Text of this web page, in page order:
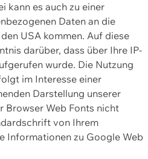
kann es auch zu einer
Daten an die
USA kommen. Auf diese
darüber, dass über Ihre IP-
wurde. Die Nutzung
im Interesse einer
Darstellung unserer
Browser Web Fonts nicht
von Ihrem
Informationen zu Google Web